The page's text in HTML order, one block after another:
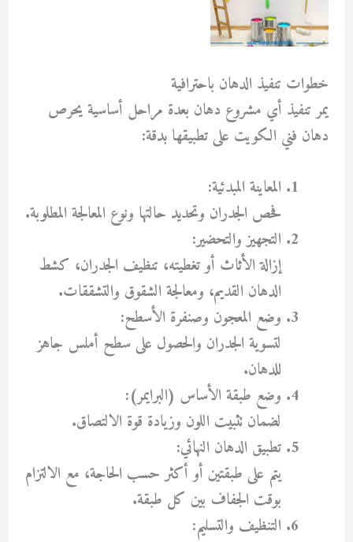
خطوات تنفيذ الدهان باحترافية
يمر تنفيذ أي مشروع دهان بعدة مراحل أساسية يحرص
دهان فني الكويت على تطبيقها بدقة:
المعاينة المبدئية:
فحص الجدران وتحديد حالتها ونوع المعالجة المطلوبة.
التجهيز والتحضير:
إزالة الأثاث أو تغطيته، تنظيف الجدران، كشط
الدهان القديم، ومعالجة الشقوق والتشققات.
وضع المعجون وصنفرة الأسطح:
لتسوية الجدران والحصول على سطح أملس جاهز
للدهان.
وضع طبقة الأساس (البرايمر):
لضمان تثبيت اللون وزيادة قوة الالتصاق.
تطبيق الدهان النهائي:
يتم على طبقتين أو أكثر حسب الحاجة، مع الالتزام
بوقت الجفاف بين كل طبقة.
التنظيف والتسليم: